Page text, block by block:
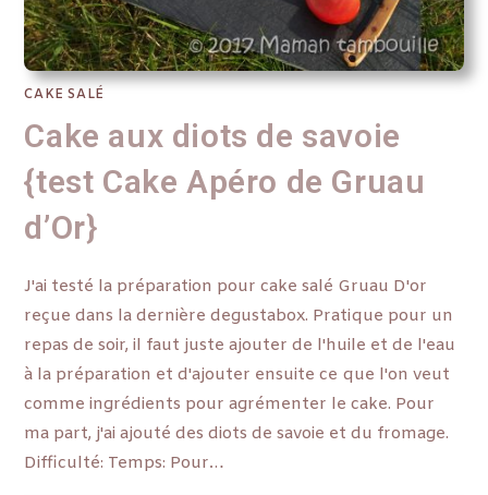
CAKE SALÉ
Cake aux diots de savoie
{test Cake Apéro de Gruau
d’Or}
J'ai testé la préparation pour cake salé Gruau D'or
reçue dans la dernière degustabox. Pratique pour un
repas de soir, il faut juste ajouter de l'huile et de l'eau
à la préparation et d'ajouter ensuite ce que l'on veut
comme ingrédients pour agrémenter le cake. Pour
ma part, j'ai ajouté des diots de savoie et du fromage.
Difficulté: Temps: Pour…